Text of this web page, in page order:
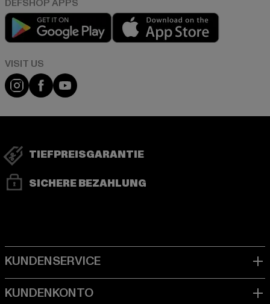
Play market
Visit our Instagram page:
Visit our Facebook page:
Visit our YouTube channel:
TIEFPREISGARANTIE
SICHERE BEZAHLUNG